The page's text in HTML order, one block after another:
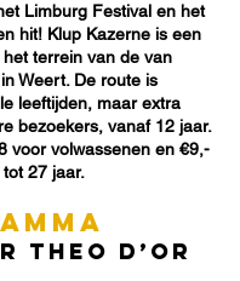
Limburg Festival en het
hit! Klup Kazerne is een
terrein van de van
Weert. De route is
leeftijden, maar extra
bezoekers, vanaf 12 jaar.
voor volwassenen en €9,-
27 jaar.
Theo d’Or